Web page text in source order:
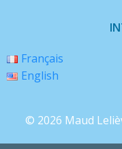
Français
English
© 2026 Maud